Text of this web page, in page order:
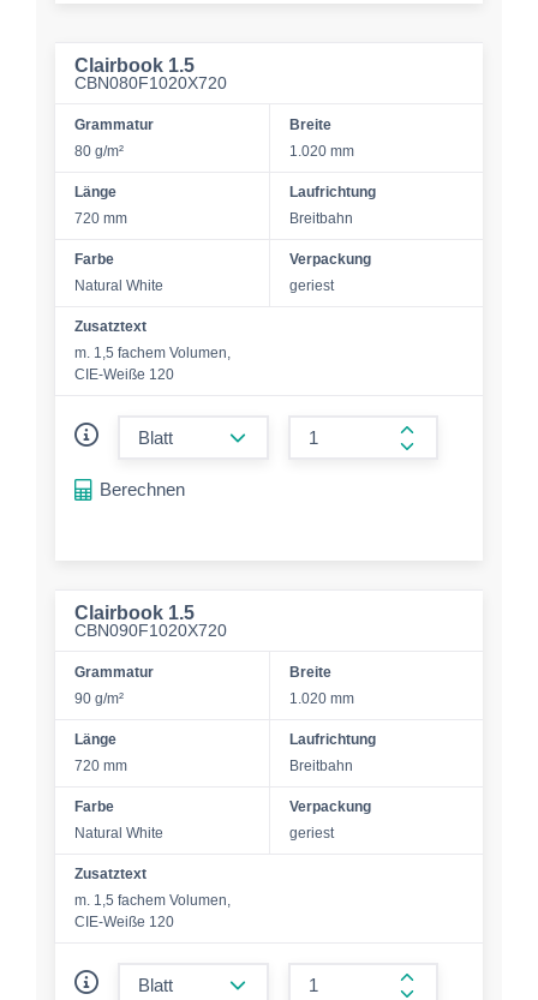
Clairbook 1.5
CBN080F1020X720
Grammatur
80 g/m²
Breite
1.020 mm
Länge
720 mm
Laufrichtung
Breitbahn
Farbe
Natural White
Verpackung
geriest
Zusatztext
m. 1,5 fachem Volumen,
CIE-Weiße 120
form.increase-
Berechnen
Clairbook 1.5
CBN090F1020X720
Grammatur
90 g/m²
Breite
1.020 mm
Länge
720 mm
Laufrichtung
Breitbahn
Farbe
Natural White
Verpackung
geriest
Zusatztext
m. 1,5 fachem Volumen,
CIE-Weiße 120